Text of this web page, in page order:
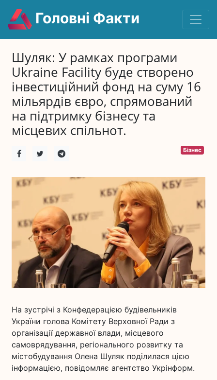
Головні Факти
Шуляк: У рамках програми
Ukraine Facility буде створено
інвестиційний фонд на суму 16
мільярдів євро, спрямований
на підтримку бізнесу та
місцевих спільнот.
Бізнес
На зустрічі з Конфедерацією будівельників
України голова Комітету Верховної Ради з
організації державної влади, місцевого
самоврядування, регіонального розвитку та
містобудування Олена Шуляк поділилася цією
інформацією, повідомляє агентство Укрінформ.